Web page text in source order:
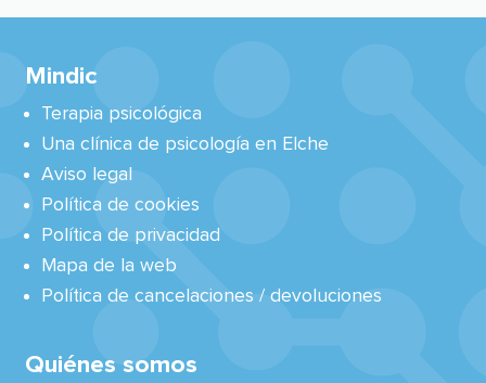
Mindic
Terapia psicológica
Una clínica de psicología en Elche
Aviso legal
Política de cookies
Política de privacidad
Mapa de la web
Política de cancelaciones / devoluciones
Quiénes somos